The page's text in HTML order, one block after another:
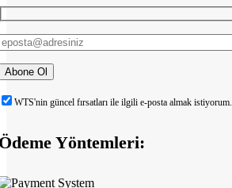
WTS'nin güncel fırsatları ile ilgili e-posta almak istiyorum.
Yöntemleri: